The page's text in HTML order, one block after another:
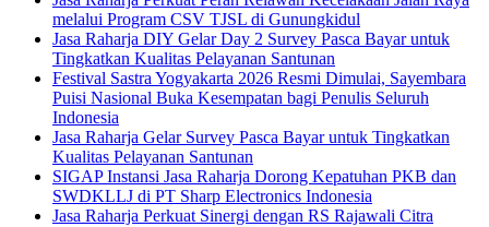
melalui Program CSV TJSL di Gunungkidul
Jasa Raharja DIY Gelar Day 2 Survey Pasca Bayar untuk
Tingkatkan Kualitas Pelayanan Santunan
Festival Sastra Yogyakarta 2026 Resmi Dimulai, Sayembara
Puisi Nasional Buka Kesempatan bagi Penulis Seluruh
Indonesia
Jasa Raharja Gelar Survey Pasca Bayar untuk Tingkatkan
Kualitas Pelayanan Santunan
SIGAP Instansi Jasa Raharja Dorong Kepatuhan PKB dan
SWDKLLJ di PT Sharp Electronics Indonesia
Jasa Raharja Perkuat Sinergi dengan RS Rajawali Citra